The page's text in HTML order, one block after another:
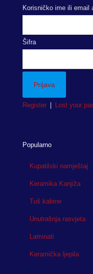
Korisničko ime ili email
Šifra
Register Lost your
Popularno
Kupatilski namještaj
Keramika Kanjiža
Tuš kabine
Unutrašnja rasvjeta
Laminati
Keramička ljepila